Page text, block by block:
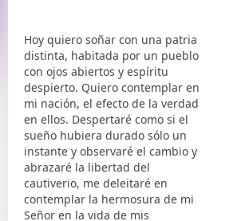
Hoy quiero soñar con una patria
distinta, habitada por un pueblo
con ojos abiertos y espíritu
despierto. Quiero contemplar en
mi nación, el efecto de la verdad
en ellos. Despertaré como si el
sueño hubiera durado sólo un
instante y observaré el cambio y
abrazaré la libertad del
cautiverio, me deleitaré en
contemplar la hermosura de mi
Señor en la vida de mis